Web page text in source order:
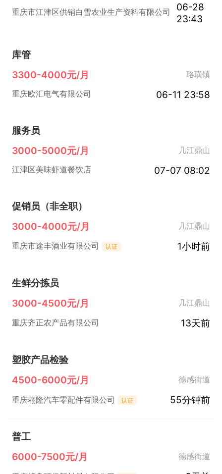
重庆市江津区供销白雪农业生产资料有限公司
06-28
23:43
库管
3300-4000元/月
珞璜镇
重庆欧汇电气有限公司 06-11 23:58
服务员
3000-5000元/月
几江鼎山
江津区美味虾道餐饮店 07-07 08:02
促销员（非全职）
3000-4000元/月
几江鼎山
重庆市途丰酒业有限公司 认证 1小时前
生鲜分拣员
3000-4500元/月
几江鼎山
重庆齐正农产品有限公司 13天前
塑胶产品检验
4500-6000元/月
德感街道
重庆翱隆汽车零配件有限公司 认证 55分钟前
普工
6000-7500元/月
德感街道